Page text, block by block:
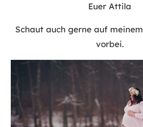
Euer Attila
Schaut auch gerne auf meinem
vorbei.